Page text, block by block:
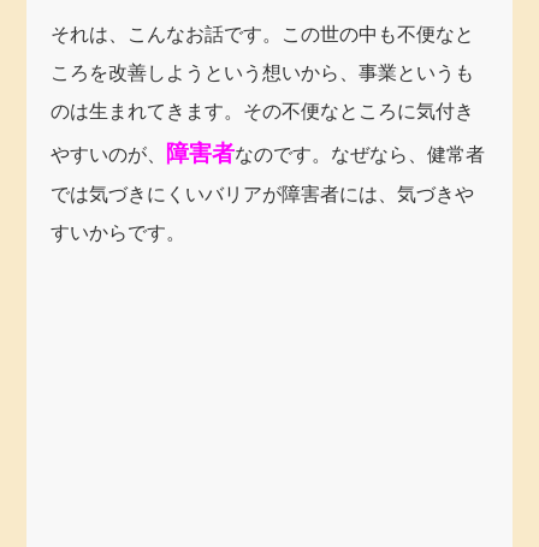
それは、こんなお話です。この世の中も不便なと
ころを改善しようという想いから、事業というも
のは生まれてきます。その不便なところに気付き
やすいのが、 障害者なのです。なぜなら、健常者
では気づきにくいバリアが障害者には、気づきや
すいからです。